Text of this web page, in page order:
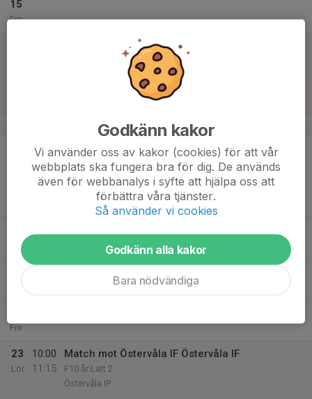
15
Fre
v.34
17:00
18:15
Träning F14/15 LS
Årsta IP 3
Ons
Fre
23
Lör
10:00
11:15
Match mot Östervåla IF Östervåla IF
F10 år Lätt 2
Östervåla IP
Godkänn kakor
Vi använder oss av kakor (cookies) för att vår
webbplats ska fungera bra för dig. De används
även för webbanalys i syfte att hjälpa oss att
förbättra våra tjänster.
Så använder vi cookies
Godkänn alla kakor
Bara nödvändiga